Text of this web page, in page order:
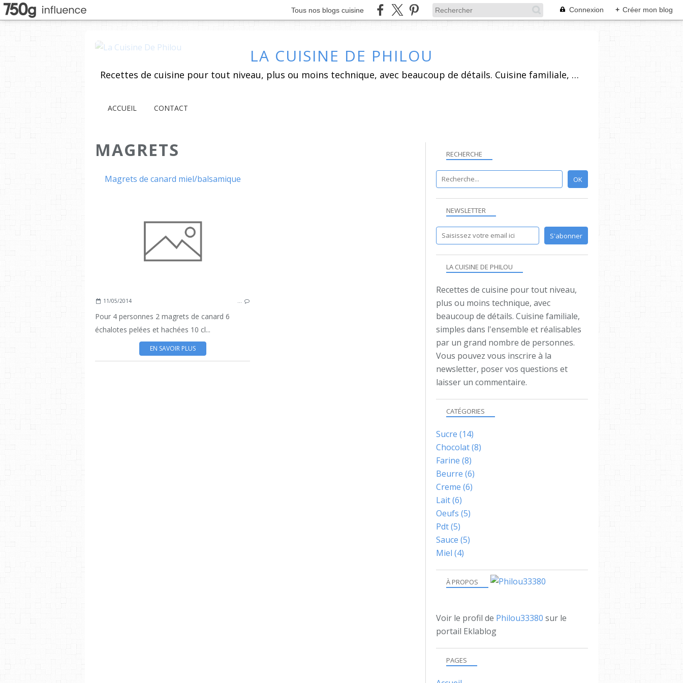
Tous nos blogs cuisine Connexion + Créer mon blog
LA CUISINE DE PHILOU
Recettes de cuisine pour tout niveau, plus ou moins technique, avec beaucoup de détails. Cuisine familiale, simples dans l'ensemble et réalisables par un grand nombre de personnes. Vous pouvez vous inscrire à la newsletter, poser vos questions et laisser un commentaire.
ACCUEIL CONTACT
MAGRETS
Magrets de canard miel/balsamique
11/05/2014
Pour 4 personnes 2 magrets de canard 6
échalotes pelées et hachées 10 cl...
EN SAVOIR PLUS
NEWSLETTER
RECHERCHE
LA CUISINE DE PHILOU
Recettes de cuisine pour tout niveau,
plus ou moins technique, avec
beaucoup de détails. Cuisine familiale,
simples dans l'ensemble et réalisables
par un grand nombre de personnes.
Vous pouvez vous inscrire à la
newsletter, poser vos questions et
laisser un commentaire.
À PROPOS
Voir le profil de Philou33380 sur le
portail Eklablog
PAGES
CATÉGORIES
Sucre (14)
Chocolat(8)
Farine (8)
Beurre (6)
Creme (6)
Lait(6)
Oeufs (5)
Pdt(5)
Sauce (5)
Miel (4)